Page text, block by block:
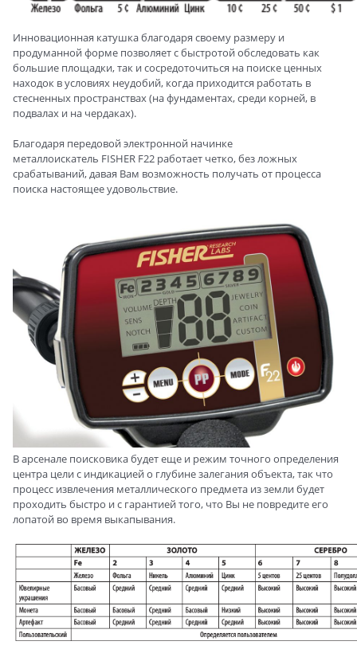
Инновационная катушка благодаря своему размеру и
продуманной форме позволяет с быстротой обследовать как
большие площадки, так и сосредоточиться на поиске ценных
находок в условиях неудобий, когда приходится работать в
стесненных пространствах (на фундаментах, среди корней, в
подвалах и на чердаках).
Благодаря передовой электронной начинке
металлоискатель FISHER F22 работает четко, без ложных
срабатываний, давая Вам возможность получать от процесса
поиска настоящее удовольствие.
В арсенале поисковика будет еще и режим точного определения
центра цели с индикацией о глубине залегания объекта, так что
процесс извлечения металлического предмета из земли будет
проходить быстро и с гарантией того, что Вы не повредите его
лопатой во время выкапывания.